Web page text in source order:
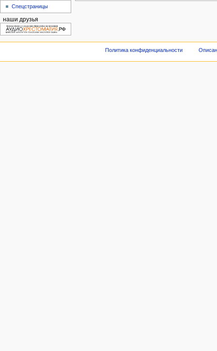
Спецстраницы
наши друзья
Политика конфиденциальности